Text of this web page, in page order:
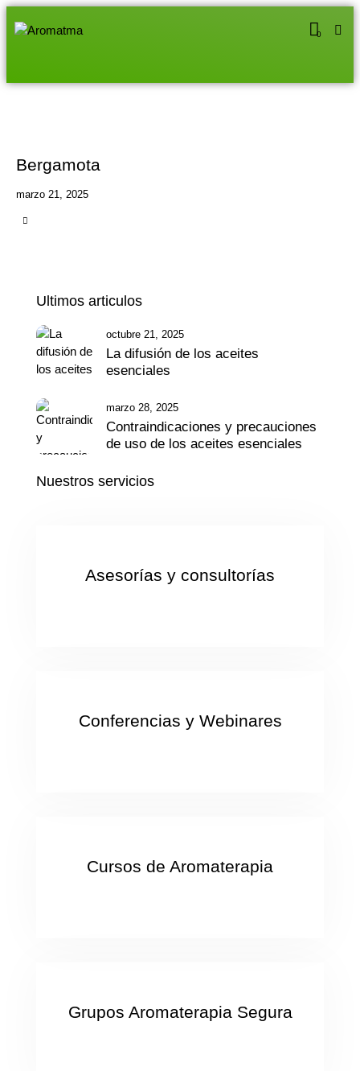
0
Bergamota
marzo 21, 2025
Ultimos articulos
octubre 21, 2025
La difusión de los aceites
esenciales
marzo 28, 2025
Contraindicaciones y precauciones
de uso de los aceites esenciales
Nuestros servicios
Asesorías y consultorías
Conferencias y Webinares
Cursos de Aromaterapia
Grupos Aromaterapia Segura